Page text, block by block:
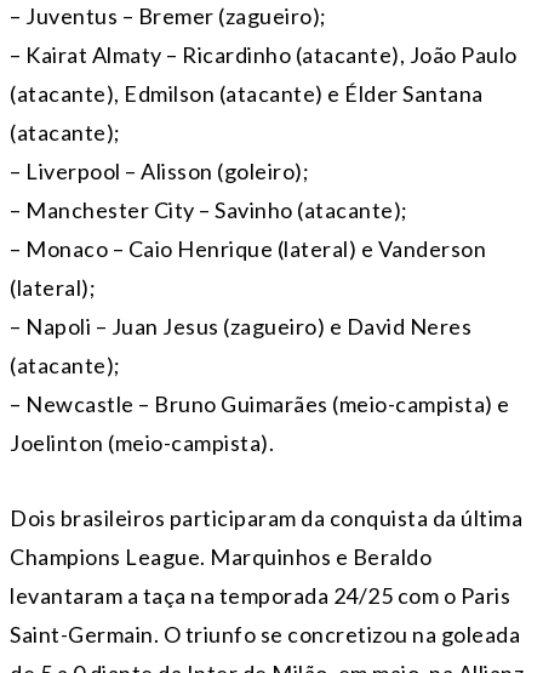
– Juventus – Bremer (zagueiro);
– Kairat Almaty – Ricardinho (atacante), João Paulo
(atacante), Edmilson (atacante) e Élder Santana
(atacante);
– Liverpool – Alisson (goleiro);
– Manchester City – Savinho (atacante);
– Monaco – Caio Henrique (lateral) e Vanderson
(lateral);
– Napoli – Juan Jesus (zagueiro) e David Neres
(atacante);
– Newcastle – Bruno Guimarães (meio-campista) e
Joelinton (meio-campista).
Dois brasileiros participaram da conquista da última
Champions League. Marquinhos e Beraldo
levantaram a taça na temporada 24/25 com o Paris
Saint-Germain. O triunfo se concretizou na goleada